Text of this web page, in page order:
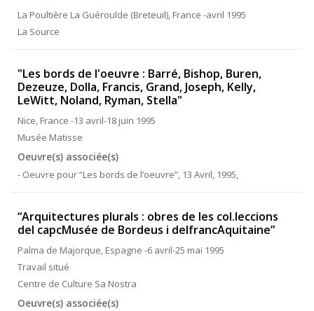
La Poultière La Guéroulde (Breteuil), France -avril 1995
La Source
"Les bords de l'oeuvre : Barré, Bishop, Buren,
Dezeuze, Dolla, Francis, Grand, Joseph, Kelly,
LeWitt, Noland, Ryman, Stella"
Nice, France -13 avril-18 juin 1995
Musée Matisse
Oeuvre(s) associée(s)
- Oeuvre pour “Les bords de l’oeuvre”, 13 Avril, 1995,
“Arquitectures plurals : obres de les col.leccions
del capcMusée de Bordeus i delfrancAquitaine”
Palma de Majorque, Espagne -6 avril-25 mai 1995
Travail situé
Centre de Culture Sa Nostra
Oeuvre(s) associée(s)